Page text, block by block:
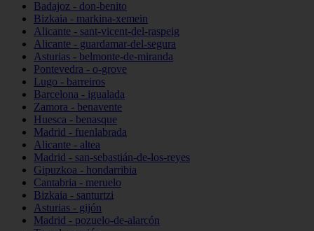
Badajoz - don-benito
Bizkaia - markina-xemein
Alicante - sant-vicent-del-raspeig
Alicante - guardamar-del-segura
Asturias - belmonte-de-miranda
Pontevedra - o-grove
Lugo - barreiros
Barcelona - igualada
Zamora - benavente
Huesca - benasque
Madrid - fuenlabrada
Alicante - altea
Madrid - san-sebastián-de-los-reyes
Gipuzkoa - hondarribia
Cantabria - meruelo
Bizkaia - santurtzi
Asturias - gijón
Madrid - pozuelo-de-alarcón